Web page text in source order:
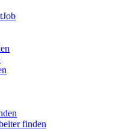
finden